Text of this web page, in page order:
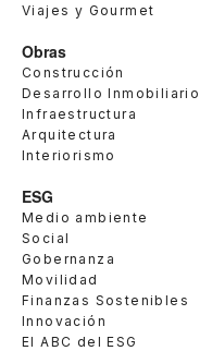
Viajes y Gourmet
Obras
Construcción
Desarrollo Inmobiliario
Infraestructura
Arquitectura
Interiorismo
ESG
Medio ambiente
Social
Gobernanza
Movilidad
Finanzas Sostenibles
Innovación
El ABC del ESG